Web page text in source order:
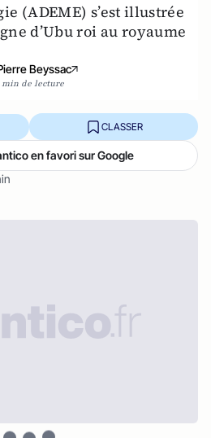
(ADEME) s’est illustrée
d’Ubu roi au royaume
Beyssac
min de lecture
CLASSER
en favori sur Google